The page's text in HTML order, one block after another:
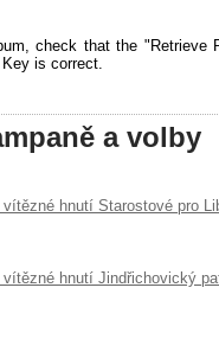
check that the "Retrieve
is correct.
a volby
hnutí Starostové pro
hnutí Jindřichovický